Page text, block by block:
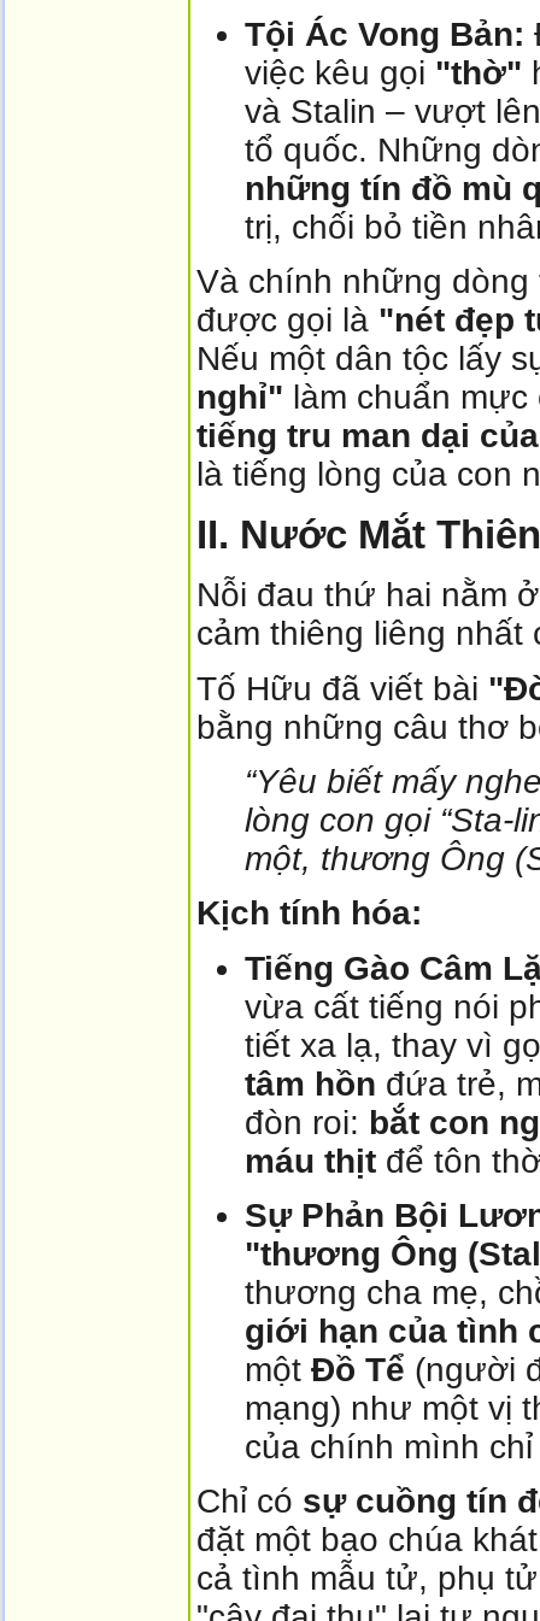
Tội Ác Vong Bản:
việc kêu gọi "thờ"
và Stalin – vượt
tổ quốc. Những
những tín đồ mù
trị, chối bỏ tiền
Và chính những dòng
được gọi là "nét đẹp
Nếu một dân tộc lấy
nghỉ" làm chuẩn
tiếng tru man dại
là tiếng lòng của con
II. Nước Mắt
Nỗi đau thứ hai nằm
cảm thiêng liêng nhất
Tố Hữu đã viết bài
bằng những câu thơ
“Yêu biết mấy
lòng con gọi “Sta-
một, thương Ông
Kịch tính hóa:
Tiếng Gào Câm
vừa cất tiếng nói
tiết xa lạ, thay vì
tâm hồn đứa trẻ,
đòn roi: bắt con
máu thịt để tôn
Sự Phản Bội
"thương Ông
thương cha mẹ,
giới hạn của tình
một Đồ Tể (người
mạng) như một vị
của chính mình
Chỉ có sự cuồng tín
đặt một bạo chúa
cả tình mẫu tử, phụ